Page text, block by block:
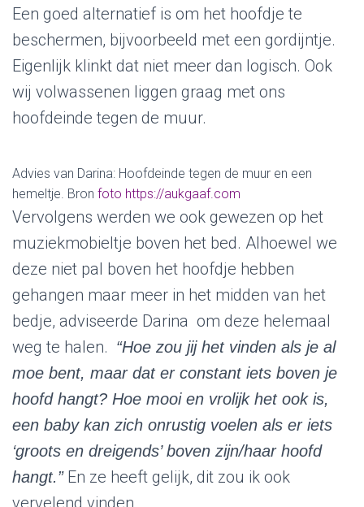
Een goed alternatief is om het hoofdje te
beschermen, bijvoorbeeld met een gordijntje.
Eigenlijk klinkt dat niet meer dan logisch. Ook
wij volwassenen liggen graag met ons
hoofdeinde tegen de muur.
Advies van Darina: Hoofdeinde tegen de muur en een
hemeltje. Bron foto https://aukgaaf.com
Vervolgens werden we ook gewezen op het
muziekmobieltje boven het bed. Alhoewel we
deze niet pal boven het hoofdje hebben
gehangen maar meer in het midden van het
bedje, adviseerde Darina om deze helemaal
weg te halen. “Hoe zou jij het vinden als je al
moe bent, maar dat er constant iets boven je
hoofd hangt? Hoe mooi en vrolijk het ook is,
een baby kan zich onrustig voelen als er iets
‘groots en dreigends’ boven zijn/haar hoofd
hangt.”En ze heeft gelijk, dit zou ik ook
vervelend vinden.